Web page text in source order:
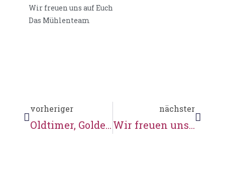
Wir freuen uns auf Euch
Das Mühlenteam
vorheriger
Oldtimer, Goldenes Rebhuhn und die Sparkasse
nächster
Wir freuen uns auf Pfingsten